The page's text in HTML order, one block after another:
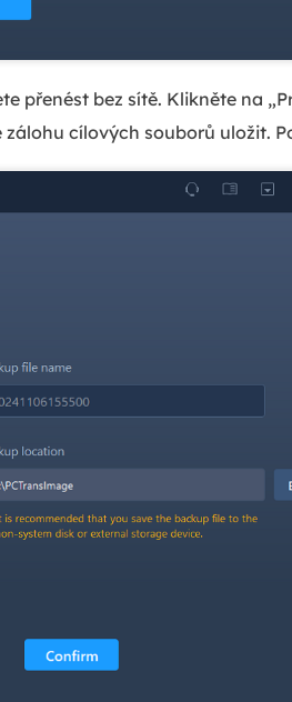
přenést bez sítě. Klikněte na
cílových souborů uložit.